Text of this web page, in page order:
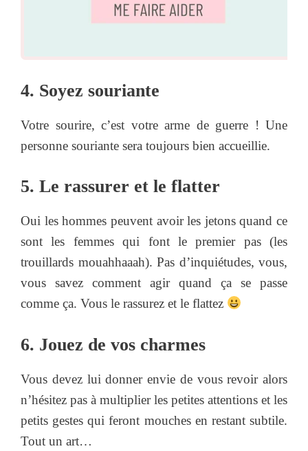
4. Soyez souriante
Votre sourire, c’est votre arme de guerre ! Une
personne souriante sera toujours bien accueillie.
5. Le rassurer et le flatter
Oui les hommes peuvent avoir les jetons quand ce
sont les femmes qui font le premier pas (les
trouillards mouahhaaah). Pas d’inquiétudes, vous,
vous savez comment agir quand ça se passe
comme ça. Vous le rassurez et le flattez
6. Jouez de vos charmes
Vous devez lui donner envie de vous revoir alors
n’hésitez pas à multiplier les petites attentions et les
petits gestes qui feront mouches en restant subtile.
Tout un art…